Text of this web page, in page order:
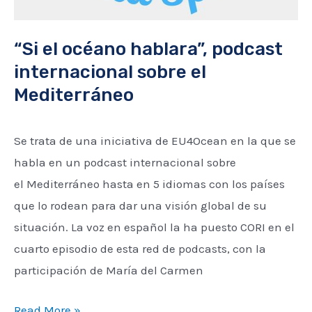
“Si el océano hablara”, podcast
internacional sobre el
Mediterráneo
Se trata de una iniciativa de EU4Ocean en la que se
habla en un podcast internacional sobre
el Mediterráneo hasta en 5 idiomas con los países
que lo rodean para dar una visión global de su
situación. La voz en español la ha puesto CORI en el
cuarto episodio de esta red de podcasts, con la
participación de María del Carmen